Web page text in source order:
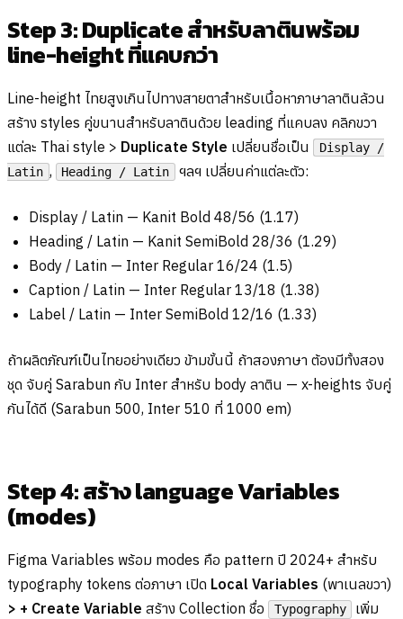
Step 3: Duplicate สำหรับลาตินพร้อม
line-height ที่แคบกว่า
Line-height ไทยสูงเกินไปทางสายตาสำหรับเนื้อหาภาษาลาตินล้วน
สร้าง styles คู่ขนานสำหรับลาตินด้วย leading ที่แคบลง คลิกขวา
แต่ละ Thai style > Duplicate Style เปลี่ยนชื่อเป็น
Display /
Latin , Heading / Latin ฯลฯ เปลี่ยนค่าแต่ละตัว:
Display / Latin — Kanit Bold 48/56 (1.17)
Heading / Latin — Kanit SemiBold 28/36 (1.29)
Body / Latin — Inter Regular 16/24 (1.5)
Caption / Latin — Inter Regular 13/18 (1.38)
Label / Latin — Inter SemiBold 12/16 (1.33)
ถ้าผลิตภัณฑ์เป็นไทยอย่างเดียว ข้ามขั้นนี้ ถ้าสองภาษา ต้องมีทั้งสอง
ชุด จับคู่ Sarabun กับ Inter สำหรับ body ลาติน — x-heights จับคู่
กันได้ดี (Sarabun 500, Inter 510 ที่ 1000 em)
Step 4: สร้าง language Variables
(modes)
Figma Variables พร้อม modes คือ pattern ปี 2024+ สำหรับ
typography tokens ต่อภาษา เปิด Local Variables (พาเนลขวา)
> + Create Variable สร้าง Collection ชื่อ Typography
เพิ่ม